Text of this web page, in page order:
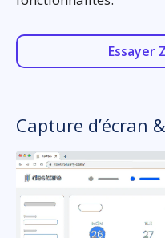
Essayer
Capture d’écran